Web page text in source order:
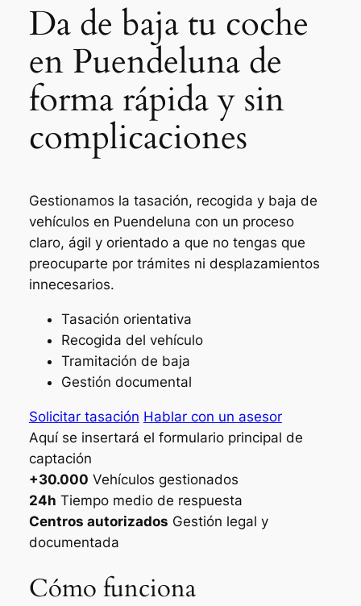
Da de baja tu coche
en Puendeluna de
forma rápida y sin
complicaciones
Gestionamos la tasación, recogida y baja de
vehículos en Puendeluna con un proceso
claro, ágil y orientado a que no tengas que
preocuparte por trámites ni desplazamientos
innecesarios.
Tasación orientativa
Recogida del vehículo
Tramitación de baja
Gestión documental
Solicitar tasación Hablar con un asesor
Aquí se insertará el formulario principal de
captación
+30.000 Vehículos gestionados
24h Tiempo medio de respuesta
Centros autorizados Gestión legal y
documentada
Cómo funciona